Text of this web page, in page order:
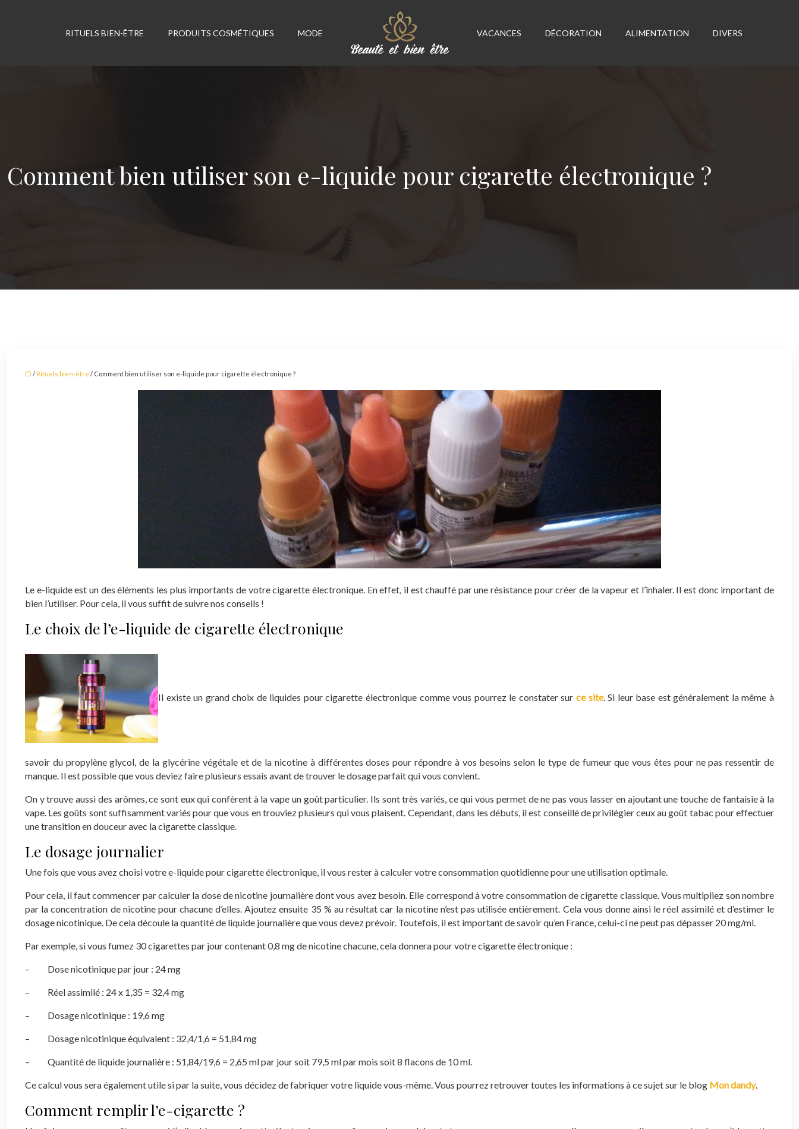
MODE
PRODUITS COSMÉTIQUES
RITUELS BIEN-ÊTRE VACANCES DÉCORATION ALIMENTATION DIVERS
Comment bien utiliser son e-liquide pour cigarette électronique ?
/ Rituels bien-être / Comment bien utiliser son e-liquide pour cigarette électronique ?
Le e-liquide est un des éléments les plus importants de votre cigarette électronique. En effet, il est chauffé par une résistance pour créer de la vapeur et l’inhaler. Il est donc important de
bien l’utiliser. Pour cela, il vous suffit de suivre nos conseils !
Le choix de l’e-liquide de cigarette électronique
Il existe un grand choix de liquides pour cigarette électronique comme vous pourrez le constater sur ce site. Si leur base est généralement la même à
savoir du propylène glycol, de la glycérine végétale et de la nicotine à différentes doses pour répondre à vos besoins selon le type de fumeur que vous êtes pour ne pas ressentir de
manque. Il est possible que vous deviez faire plusieurs essais avant de trouver le dosage parfait qui vous convient.
On y trouve aussi des arômes, ce sont eux qui confèrent à la vape un goût particulier. Ils sont très variés, ce qui vous permet de ne pas vous lasser en ajoutant une touche de fantaisie à la
vape. Les goûts sont suffisamment variés pour que vous en trouviez plusieurs qui vous plaisent. Cependant, dans les débuts, il est conseillé de privilégier ceux au goût tabac pour effectuer
une transition en douceur avec la cigarette classique.
Le dosage journalier
Une fois que vous avez choisi votre e-liquide pour cigarette électronique, il vous rester à calculer votre consommation quotidienne pour une utilisation optimale.
Pour cela, il faut commencer par calculer la dose de nicotine journalière dont vous avez besoin. Elle correspond à votre consommation de cigarette classique. Vous multipliez son nombre
par la concentration de nicotine pour chacune d’elles. Ajoutez ensuite 35 % au résultat car la nicotine n’est pas utilisée entièrement. Cela vous donne ainsi le réel assimilé et d’estimer le
dosage nicotinique. De cela découle la quantité de liquide journalière que vous devez prévoir. Toutefois, il est important de savoir qu’en France, celui-ci ne peut pas dépasser 20 mg/ml.
Par exemple, si vous fumez 30 cigarettes par jour contenant 0,8 mg de nicotine chacune, cela donnera pour votre cigarette électronique :
– Dose nicotinique par jour : 24 mg
– Réel assimilé : 24 x 1,35 = 32,4 mg
– Dosage nicotinique : 19,6 mg
– Dosage nicotinique équivalent : 32,4/1,6 = 51,84 mg
– Quantité de liquide journalière : 51,84/19,6 = 2,65 ml par jour soit 79,5 ml par mois soit 8 flacons de 10 ml.
Ce calcul vous sera également utile si par la suite, vous décidez de fabriquer votre liquide vous-même. Vous pourrez retrouver toutes les informations à ce sujet sur le blog Mon dandy.
Comment remplir l’e-cigarette ?